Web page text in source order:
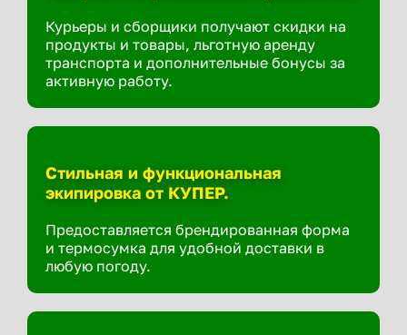
Курьеры и сборщики получают скидки на
продукты и товары, льготную аренду
транспорта и дополнительные бонусы за
активную работу.
Стильная и функциональная
экипировка от КУПЕР.
Предоставляется брендированная форма
и термосумка для удобной доставки в
любую погоду.